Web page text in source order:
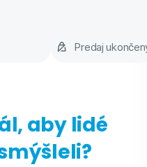
Predaj
aby lidé